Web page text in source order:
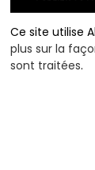
Ce site utilise
plus sur la
sont traitées.